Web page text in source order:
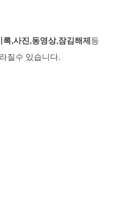
,사진,동영상,잠김해제 등
질수 있습니다.